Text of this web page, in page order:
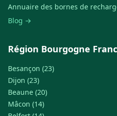
Annuaire des bornes de
Blog →
Région Bourgogne
Besançon (23)
Dijon (23)
Beaune (20)
Mâcon (14)